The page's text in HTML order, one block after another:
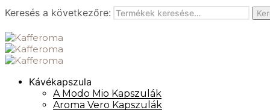
Keresés a következőre:
Kávékapszula
A Modo Mio Kapszulák
Aroma Vero Kapszulák